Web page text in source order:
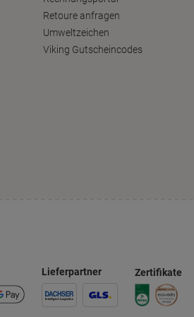
Retoure anfragen
Umweltzeichen
Viking Gutscheincodes
Lieferpartner Zertifikate